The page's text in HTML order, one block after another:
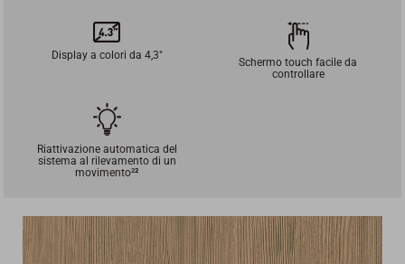
Display a colori da 4,3"
Schermo touch facile da
controllare
Riattivazione automatica del
sistema al rilevamento di un
movimento²²